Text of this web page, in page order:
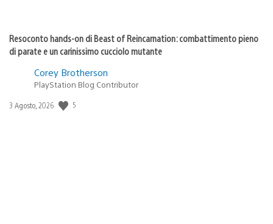
Resoconto hands-on di Beast of Reincarnation: combattimento pieno
di parate e un carinissimo cucciolo mutante
Corey Brotherson
PlayStation Blog Contributor
Data
3 Agosto, 2026 5